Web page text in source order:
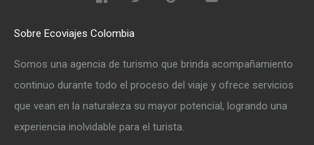
Sobre Ecoviajes Colombia
Somos una agencia de turismo que brinda acompañamiento
continuo durante todo el proceso del viaje y ofrece servicios
que vean en la naturaleza su mayor potencial, logrando una
experiencia inolvidable para el turista.